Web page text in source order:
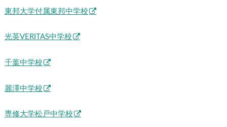
東邦大学付属東邦中学校
光英VERITAS中学校
千葉中学校
麗澤中学校
専修大学松戸中学校